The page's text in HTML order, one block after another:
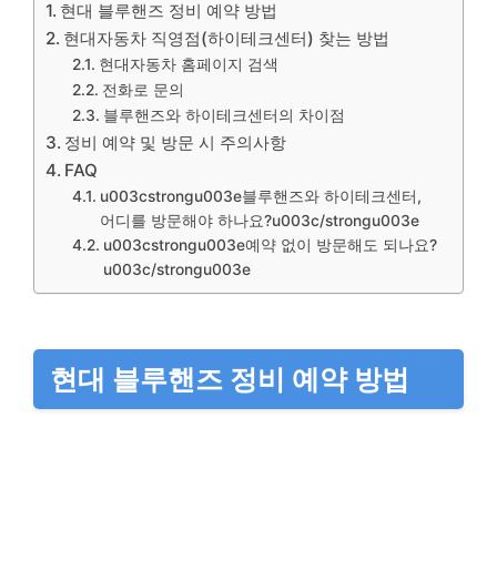
현대 블루핸즈 정비 예약 방법
현대자동차 직영점(하이테크센터) 찾는 방법
현대자동차 홈페이지 검색
전화로 문의
블루핸즈와 하이테크센터의 차이점
정비 예약 및 방문 시 주의사항
FAQ
u003cstrongu003e블루핸즈와 하이테크센터,
어디를 방문해야 하나요?u003c/strongu003e
u003cstrongu003e예약 없이 방문해도 되나요?
u003c/strongu003e
현대 블루핸즈 정비 예약 방법